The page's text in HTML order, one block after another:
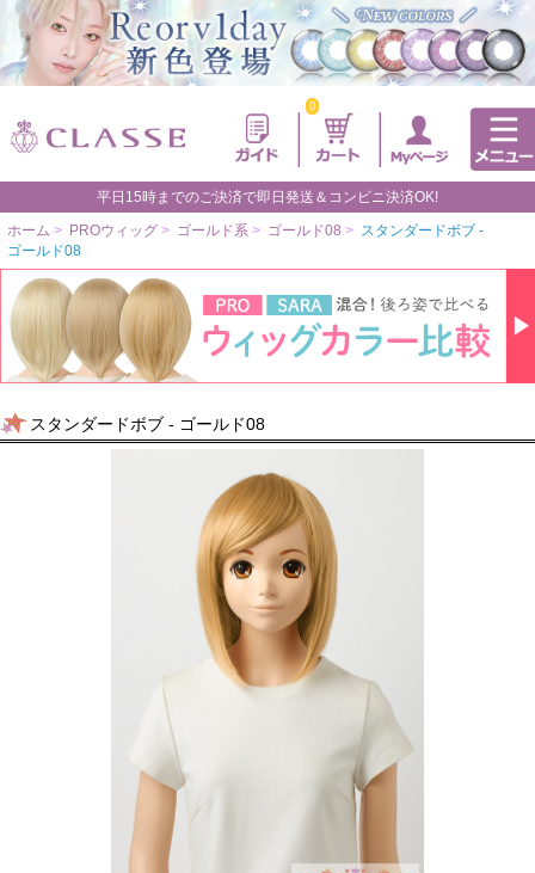
0
平日15時までのご決済で即日発送＆コンビニ決済OK!
ホーム > PROウィッグ > ゴールド系 > ゴールド08 > スタンダードボブ -
ゴールド08
スタンダードボブ - ゴールド08